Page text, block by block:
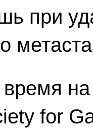
при
for